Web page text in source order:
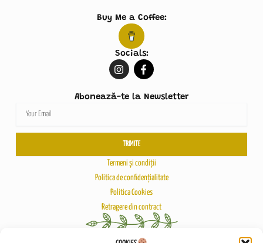
Buy Me a Coffee:
Socials:
I
n
t
a
m
F
a
e
k
Abonează-te la Newsletter
TRIMITE
Termeni și condiții
Politica de confidențialitate
Politica Cookies
Retragere din contract